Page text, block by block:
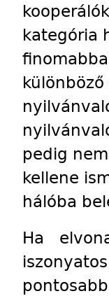
kategória
pedig
kellene
hálóba
Ha